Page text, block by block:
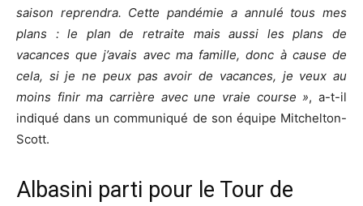
saison reprendra. Cette pandémie a annulé tous mes
plans : le plan de retraite mais aussi les plans de
vacances que j’avais avec ma famille, donc à cause de
cela, si je ne peux pas avoir de vacances, je veux au
moins finir ma carrière avec une vraie course », a-t-il
indiqué dans un communiqué de son équipe Mitchelton-
Scott.
Albasini parti pour le Tour de